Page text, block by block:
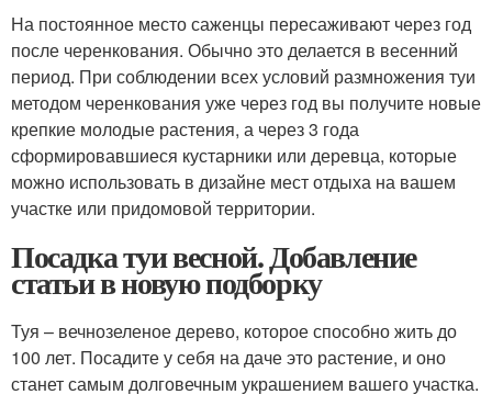
На постоянное место саженцы пересаживают через год
после черенкования. Обычно это делается в весенний
период. При соблюдении всех условий размножения туи
методом черенкования уже через год вы получите новые
крепкие молодые растения, а через 3 года
сформировавшиеся кустарники или деревца, которые
можно использовать в дизайне мест отдыха на вашем
участке или придомовой территории.
Посадка туи весной. Добавление
статьи в новую подборку
Туя – вечнозеленое дерево, которое способно жить до
100 лет. Посадите у себя на даче это растение, и оно
станет самым долговечным украшением вашего участка.